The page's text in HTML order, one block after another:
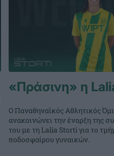
«Πράσινη» η
Ο Παναθηναϊκός Αθλητικός
ανακοινώνει την έναρξη της
του με τη Lalia Storti για το
ποδοσφαίρου γυναικών.